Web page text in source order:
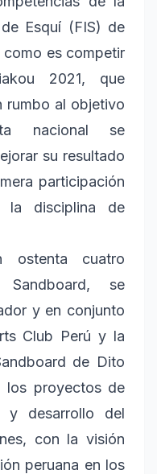
Esquí (FIS) de
es competir
2021, que
rumbo al objetivo
nacional se
su resultado
participación
disciplina de
ostenta cuatro
se
y en conjunto
Club Perú y la
de Dito
los proyectos de
y desarrollo del
con la visión
peruana en los